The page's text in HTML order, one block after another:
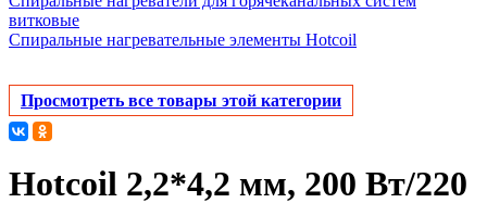
витковые
Спиральные нагревательные элементы Hotcoil
Просмотреть все товары этой категории
Hotcoil 2,2*4,2 мм, 200 Вт/220